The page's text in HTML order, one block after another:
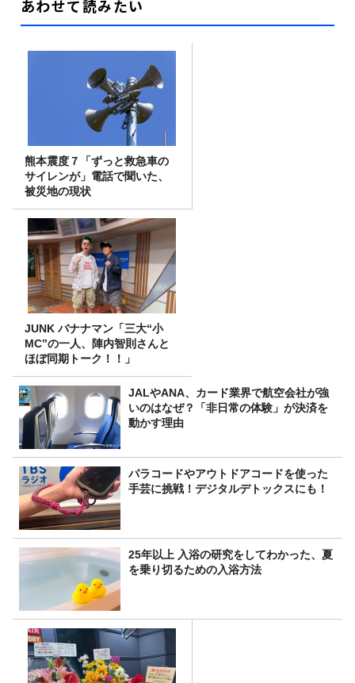
あわせて読みたい
熊本震度７「ずっと救急車の
サイレンが」電話で聞いた、
被災地の現状
JUNK バナナマン「三大“小
MC”の一人、陣内智則さんと
ほぼ同期トーク！！」
JALやANA、カード業界で航空会社が強
いのはなぜ？「非日常の体験」が決済を
動かす理由
パラコードやアウトドアコードを使った
手芸に挑戦！デジタルデトックスにも！
25年以上 入浴の研究をしてわかった、夏
を乗り切るための入浴方法